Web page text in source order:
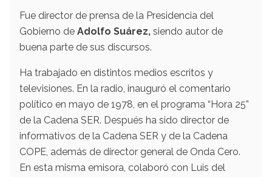
Fue director de prensa de la Presidencia del
Gobierno de Adolfo Suárez, siendo autor de
buena parte de sus discursos.
Ha trabajado en distintos medios escritos y
televisiones. En la radio, inauguró el comentario
político en mayo de 1978, en el programa “Hora 25”
de la Cadena SER. Después ha sido director de
informativos de la Cadena SER y de la Cadena
COPE, además de director general de Onda Cero.
En esta misma emisora, colaboró con Luis del